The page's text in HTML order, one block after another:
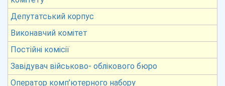
Депутатський корпус
Виконавчий комітет
Постійні комісії
Завідувач військово- облікового бюро
Оператор комп’ютерного набору